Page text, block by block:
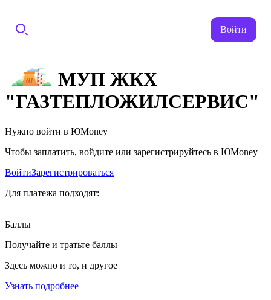
Войти
МУП ЖКХ
"ГАЗТЕПЛОЖИЛСЕРВИС"
Нужно войти в ЮMoney
Чтобы заплатить, войдите или зарегистрируйтесь в ЮMoney
ВойтиЗарегистрироваться
Для платежа подходят:
Баллы
Получайте и тратьте баллы
Здесь можно и то, и другое
Узнать подробнее